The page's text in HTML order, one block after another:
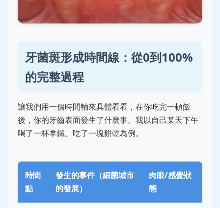
牙菌斑形成時間線：從0到100%
的完整過程
讓我們用一個時間軸來具體看看，在你吃完一頓飯
後，你的牙齒表面發生了什麼事。我以自己某天下午
喝了一杯拿鐵、吃了一塊餅乾為例。
時間
點
發生的事件（細菌城市
的發展）
肉眼/感覺狀
態